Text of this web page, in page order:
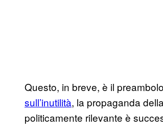
Questo, in breve, è il
sull’inutilità, la propaganda
politicamente rilevante è